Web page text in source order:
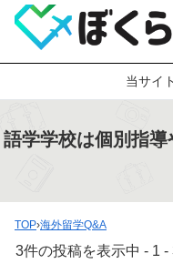
当サイ
語学学校は個別指
TOP›海外留学Q&A
3件の投稿を表示中 - 1